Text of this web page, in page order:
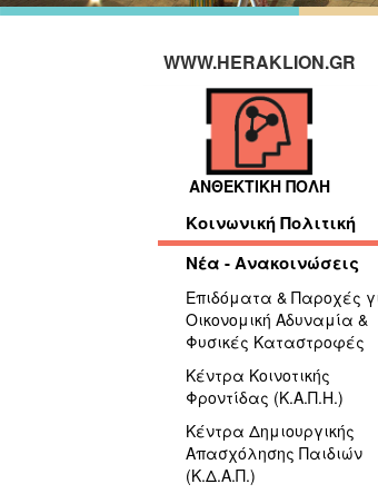
WWW.HERAKLION.GR
ΑΝΘΕΚΤΙΚΗ ΠΟΛΗ
Κοινωνική Πολιτική
Νέα - Ανακοινώσεις
Επιδόματα & Παροχές
Οικονομική Αδυναμία &
Φυσικές Καταστροφές
Κέντρα Κοινοτικής
Φροντίδας (Κ.Α.Π.Η.)
Κέντρα Δημιουργικής
Απασχόλησης Παιδιών
(Κ.Δ.Α.Π.)